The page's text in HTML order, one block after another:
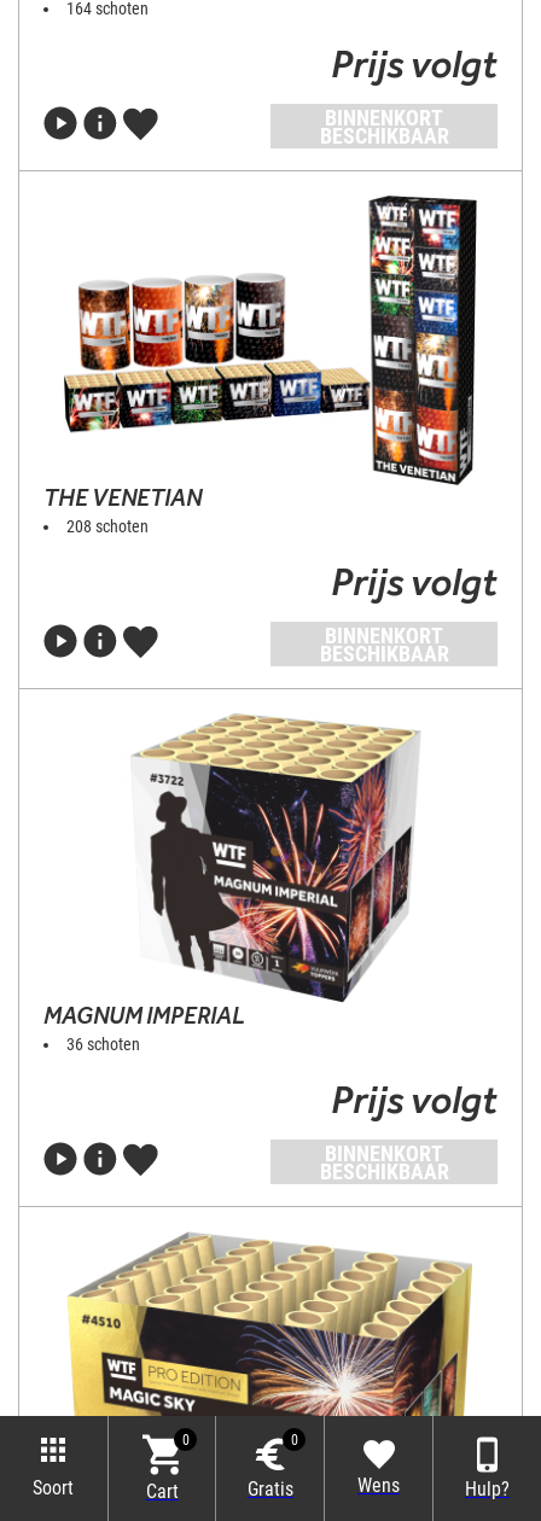
Soort
0
Cart
0
Gratis Wens Hulp?
164 schoten
Prijs volgt
BINNENKORT
BESCHIKBAAR
THE VENETIAN
208 schoten
Prijs volgt
BINNENKORT
BESCHIKBAAR
MAGNUM IMPERIAL
36 schoten
Prijs volgt
BINNENKORT
BESCHIKBAAR